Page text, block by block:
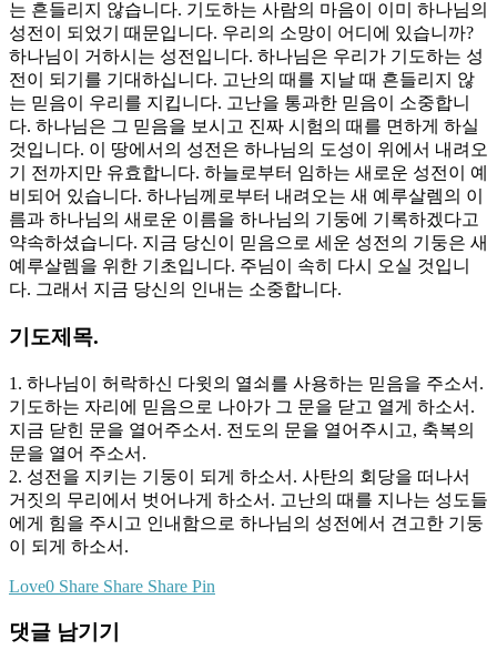
는 흔들리지 않습니다. 기도하는 사람의 마음이 이미 하나님의
성전이 되었기 때문입니다. 우리의 소망이 어디에 있습니까?
하나님이 거하시는 성전입니다. 하나님은 우리가 기도하는 성
전이 되기를 기대하십니다. 고난의 때를 지날 때 흔들리지 않
는 믿음이 우리를 지킵니다. 고난을 통과한 믿음이 소중합니
다. 하나님은 그 믿음을 보시고 진짜 시험의 때를 면하게 하실
것입니다. 이 땅에서의 성전은 하나님의 도성이 위에서 내려오
기 전까지만 유효합니다. 하늘로부터 임하는 새로운 성전이 예
비되어 있습니다. 하나님께로부터 내려오는 새 예루살렘의 이
름과 하나님의 새로운 이름을 하나님의 기둥에 기록하겠다고
약속하셨습니다. 지금 당신이 믿음으로 세운 성전의 기둥은 새
예루살렘을 위한 기초입니다. 주님이 속히 다시 오실 것입니
다. 그래서 지금 당신의 인내는 소중합니다.
기도제목.
1. 하나님이 허락하신 다윗의 열쇠를 사용하는 믿음을 주소서.
기도하는 자리에 믿음으로 나아가 그 문을 닫고 열게 하소서.
지금 닫힌 문을 열어주소서. 전도의 문을 열어주시고, 축복의
문을 열어 주소서.
2. 성전을 지키는 기둥이 되게 하소서. 사탄의 회당을 떠나서
거짓의 무리에서 벗어나게 하소서. 고난의 때를 지나는 성도들
에게 힘을 주시고 인내함으로 하나님의 성전에서 견고한 기둥
이 되게 하소서.
Love0 Share Share Share Pin
댓글 남기기